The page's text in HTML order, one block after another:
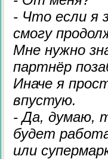
- Что если я
смогу
Мне нужно
партнёр
Иначе я
впустую.
- Да, думаю,
будет
или